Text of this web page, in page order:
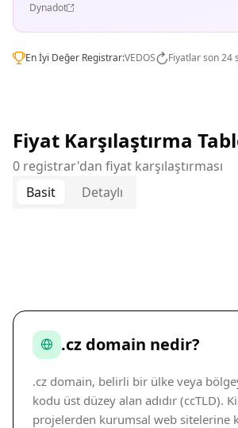
Dynadot
En İyi Değer Registrar:VEDOS Fiyatlar son 24
Fiyat Karşılaştırma
0 registrar'dan fiyat karşılaştırması
Basit
Detaylı
.cz domain nedir?
.cz domain, belirli bir ülke veya
kodu üst düzey alan adıdır (ccTLD).
projelerden kurumsal web sitelerine